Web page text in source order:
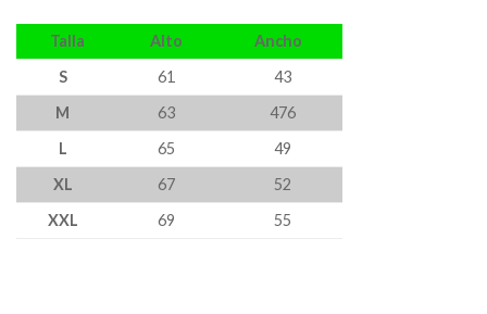
Talla Alto
Ancho
S
61
43
M
63
476
L
65
49
XL
67
52
XXL
69 55